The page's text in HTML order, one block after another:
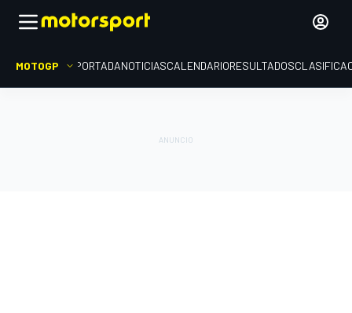
MOTOGP PORTADANOTICIASCALENDARIORESULTADOS